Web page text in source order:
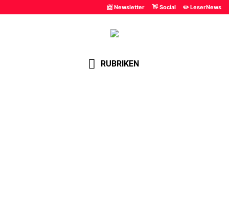
📨 Newsletter 👋 Social ✏️ LeserNews
RUBRIKEN